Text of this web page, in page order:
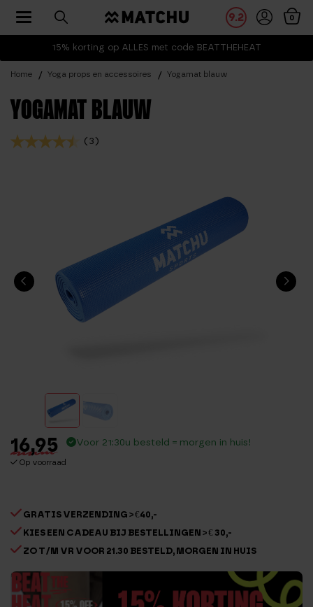
15% korting op ALLES met code BEATTHEHEAT
9.2 0
Toggle navigation
Home Yoga props en accessoires Yogamat blauw
YOGAMAT BLAUW
(3)
16,95
Op voorraad
Voor 21:30u besteld = morgen in huis!
GRATIS VERZENDING > €40,-
KIES EEN CADEAU BIJ BESTELLINGEN > € 30,-
ZO T/M VR VOOR 21.30 BESTELD, MORGEN IN HUIS